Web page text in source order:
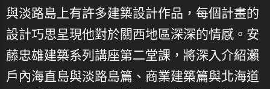
與淡路島上有許多建築設計作品，每個計畫的
設計巧思呈現他對於關西地區深深的情感。安
藤忠雄建築系列講座第二堂課，將深入介紹瀨
戶內海直島與淡路島篇、商業建築篇與北海道